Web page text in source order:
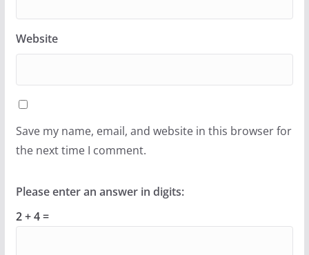
Website
Save my name, email, and website in this browser for
the next time I comment.
Please enter an answer in digits:
2 + 4 =